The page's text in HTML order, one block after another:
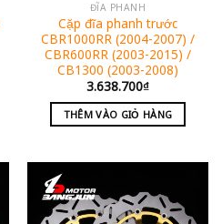
ĐĨA PHANH
Cặp đĩa phanh trước
CBR1000RR (2004-2007) /
CBR600RR (2003-2015) /
CB1300 (2003-2008)
3.638.700₫
THÊM VÀO GIỎ HÀNG